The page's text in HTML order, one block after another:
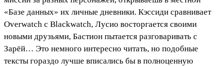
«Базе данных» их личные дневники. Кэссиди сравнивает
Overwatch с Blackwatch, Лусио восторгается своими
новыми друзьями, Бастион пытается разговаривать с
Зарёй… Это немного интересно читать, но подобные
тексты гораздо лучше вписались бы в полноценную